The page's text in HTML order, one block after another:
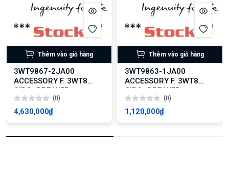
Thêm vào giỏ hàng
3WT9867-2JA00
ACCESSORY F. 3WT8
CIRC.-BREAKER
(0)
4,630,000₫
Thêm vào giỏ hàng
3WT9863-1JA00
ACCESSORY F. 3WT8
CIRC.-BREAKER
(0)
1,120,000₫